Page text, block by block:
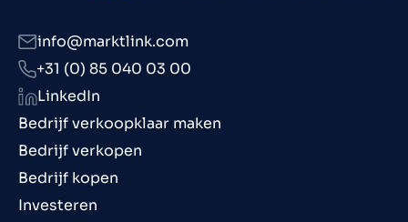
Bedrijf verkoopklaar maken
Bedrijf verkopen
Bedrijf kopen
Investeren
info@marktlink.com
+31 (0) 85 040 03 00
LinkedIn